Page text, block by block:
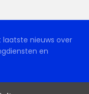
nieuws over
en